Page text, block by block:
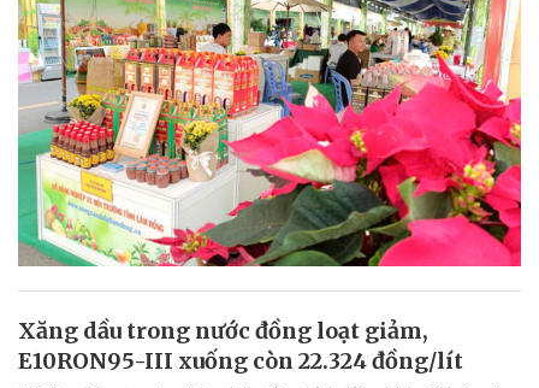
Xăng dầu trong nước đồng loạt giảm,
E10RON95-III xuống còn 22.324 đồng/lít